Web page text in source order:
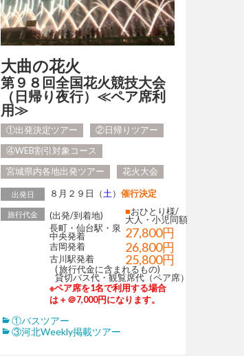
大曲の花火
第９８回全国花火競技大会
（日帰り夜行）≪ペア席利
用≫
①出発決定ツアー
②日帰りツアー
④WEB割引対象コース
宮城県内各地出発ツアー
花火大会
出発日 ８月２９日（ 土 ）催行決定
旅行代金 (出発/到着地) ■おひとり様/
大人・小児同額
長町・仙台駅・泉
中央発着
27,800円
吉岡発着 26,800円
古川駅発着 25,800円
( 旅行代金に含まれるもの)
貸切バス代・観覧席代（ペア席）
※ペア席を1名で利用する場合
は＋＠7,000円になります。
①バスツアー
③河北Weekly掲載ツアー